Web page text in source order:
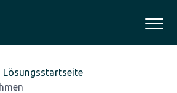
Lösungsstartseite